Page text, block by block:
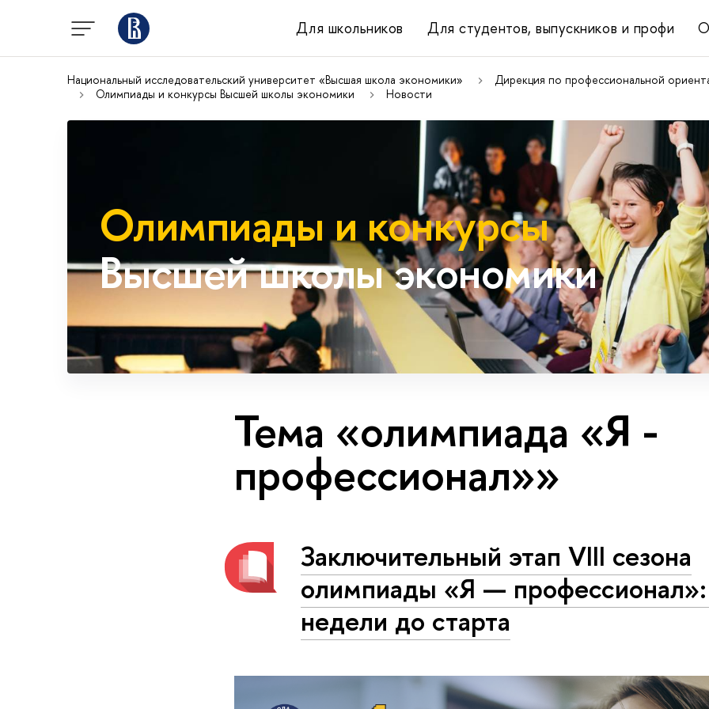
Для школьников Для студентов, выпускников и профи
Национальный исследовательский университет «Высшая школа экономики»
Дирекция по профессиональной
Олимпиады и конкурсы Высшей школы экономики
Новости
Олимпиады и конкурсы
Высшей школы экономики
Тема «олимпиада «Я -
профессионал»»
Заключительный этап VIII сезона
олимпиады «Я —
недели до старта